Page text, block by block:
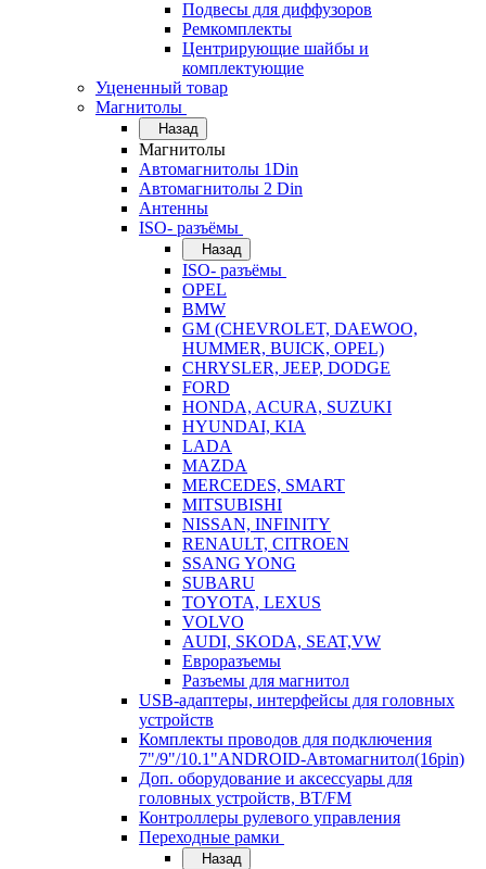
Подвесы для диффузоров
Ремкомплекты
Центрирующие шайбы и
комплектующие
Уцененный товар
Магнитолы
Назад
Магнитолы
Автомагнитолы 1Din
Автомагнитолы 2 Din
Антенны
ISO- разъёмы
Назад
ISO- разъёмы
OPEL
BMW
GM (CHEVROLET, DAEWOO,
HUMMER, BUICK, OPEL)
CHRYSLER, JEEP, DODGE
FORD
HONDA, ACURA, SUZUKI
HYUNDAI, KIA
LADA
MAZDA
MERCEDES, SMART
MITSUBISHI
NISSAN, INFINITY
RENAULT, CITROEN
SSANG YONG
SUBARU
TOYOTA, LEXUS
VOLVO
AUDI, SKODA, SEAT,VW
Евроразъемы
Разъемы для магнитол
USB-адаптеры, интерфейсы для головных
устройств
Комплекты проводов для подключения
7"/9"/10.1"ANDROID-Автомагнитол(16pin)
Доп. оборудование и аксессуары для
головных устройств, BT/FM
Контроллеры рулевого управления
Переходные рамки
Назад